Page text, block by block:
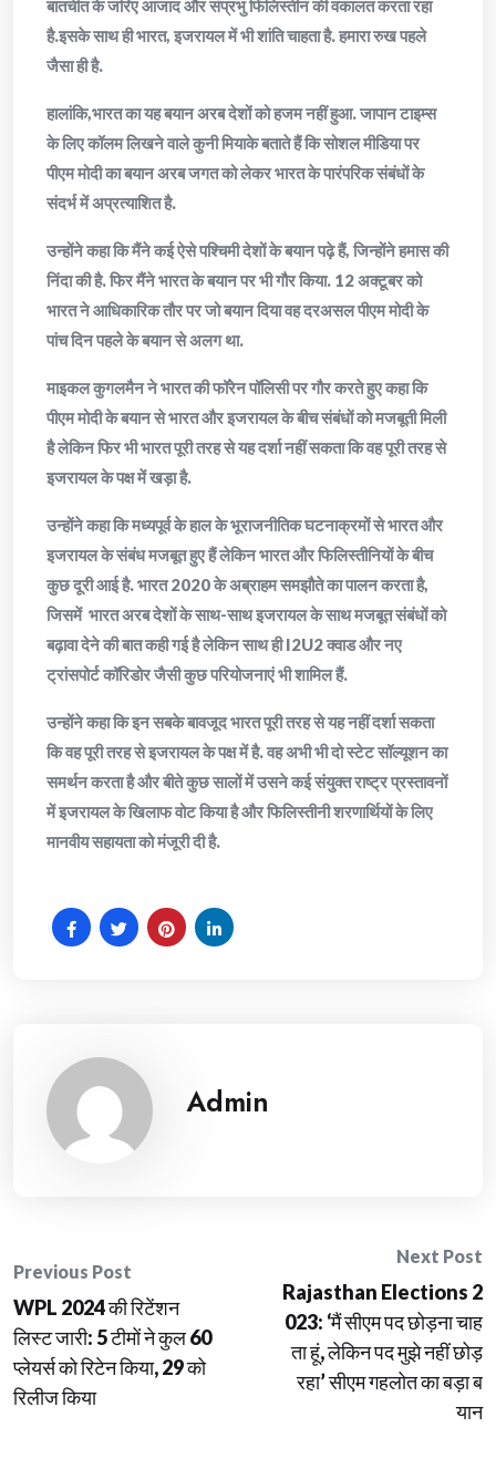
बातचीत के जरिए आजाद और संप्रभु फिलिस्तीन की वकालत करता रहा
है.इसके साथ ही भारत, इजरायल में भी शांति चाहता है. हमारा रुख पहले
जैसा ही है.
हालांकि,भारत का यह बयान अरब देशों को हजम नहीं हुआ. जापान टाइम्स
के लिए कॉलम लिखने वाले कुनी मियाके बताते हैं कि सोशल मीडिया पर
पीएम मोदी का बयान अरब जगत को लेकर भारत के पारंपरिक संबंधों के
संदर्भ में अप्रत्याशित है.
उन्होंने कहा कि मैंने कई ऐसे पश्चिमी देशों के बयान पढ़े हैं, जिन्होंने हमास की
निंदा की है. फिर मैंने भारत के बयान पर भी गौर किया. 12 अक्टूबर को
भारत ने आधिकारिक तौर पर जो बयान दिया वह दरअसल पीएम मोदी के
पांच दिन पहले के बयान से अलग था.
माइकल कुगलमैन ने भारत की फॉरेन पॉलिसी पर गौर करते हुए कहा कि
पीएम मोदी के बयान से भारत और इजरायल के बीच संबंधों को मजबूती मिली
है लेकिन फिर भी भारत पूरी तरह से यह दर्शा नहीं सकता कि वह पूरी तरह से
इजरायल के पक्ष में खड़ा है.
उन्होंने कहा कि मध्यपूर्व के हाल के भूराजनीतिक घटनाक्रमों से भारत और
इजरायल के संबंध मजबूत हुए हैं लेकिन भारत और फिलिस्तीनियों के बीच
कुछ दूरी आई है. भारत 2020 के अब्राहम समझौते का पालन करता है,
जिसमें भारत अरब देशों के साथ-साथ इजरायल के साथ मजबूत संबंधों को
बढ़ावा देने की बात कही गई है लेकिन साथ ही I2U2 क्वाड और नए
ट्रांसपोर्ट कॉरिडोर जैसी कुछ परियोजनाएं भी शामिल हैं.
उन्होंने कहा कि इन सबके बावजूद भारत पूरी तरह से यह नहीं दर्शा सकता
कि वह पूरी तरह से इजरायल के पक्ष में है. वह अभी भी दो स्टेट सॉल्यूशन का
समर्थन करता है और बीते कुछ सालों में उसने कई संयुक्त राष्ट्र प्रस्तावनों
में इजरायल के खिलाफ वोट किया है और फिलिस्तीनी शरणार्थियों के लिए
मानवीय सहायता को मंजूरी दी है.
Admin
Post
navigation
Previous Post
WPL 2024 की रिटेंशन
लिस्ट जारी: 5 टीमों ने कुल 60
प्लेयर्स को रिटेन किया, 29 को
रिलीज किया
Next Post
Rajasthan Elections 2
023: ‘मैं सीएम पद छोड़ना चाह
ता हूं, लेकिन पद मुझे नहीं छोड़
रहा’ सीएम गहलोत का बड़ा ब
यान